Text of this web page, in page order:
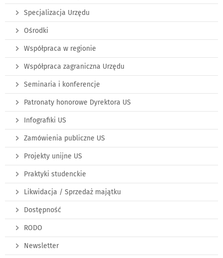
Specjalizacja Urzędu
Ośrodki
Współpraca w regionie
Współpraca zagraniczna Urzędu
Seminaria i konferencje
Patronaty honorowe Dyrektora US
Infografiki US
Zamówienia publiczne US
Projekty unijne US
Praktyki studenckie
Likwidacja / Sprzedaż majątku
Dostępność
RODO
Newsletter